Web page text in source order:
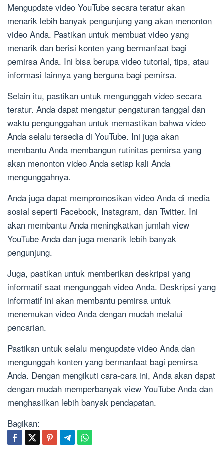
Mengupdate video YouTube secara teratur akan
menarik lebih banyak pengunjung yang akan menonton
video Anda. Pastikan untuk membuat video yang
menarik dan berisi konten yang bermanfaat bagi
pemirsa Anda. Ini bisa berupa video tutorial, tips, atau
informasi lainnya yang berguna bagi pemirsa.
Selain itu, pastikan untuk mengunggah video secara
teratur. Anda dapat mengatur pengaturan tanggal dan
waktu pengunggahan untuk memastikan bahwa video
Anda selalu tersedia di YouTube. Ini juga akan
membantu Anda membangun rutinitas pemirsa yang
akan menonton video Anda setiap kali Anda
mengunggahnya.
Anda juga dapat mempromosikan video Anda di media
sosial seperti Facebook, Instagram, dan Twitter. Ini
akan membantu Anda meningkatkan jumlah view
YouTube Anda dan juga menarik lebih banyak
pengunjung.
Juga, pastikan untuk memberikan deskripsi yang
informatif saat mengunggah video Anda. Deskripsi yang
informatif ini akan membantu pemirsa untuk
menemukan video Anda dengan mudah melalui
pencarian.
Pastikan untuk selalu mengupdate video Anda dan
mengunggah konten yang bermanfaat bagi pemirsa
Anda. Dengan mengikuti cara-cara ini, Anda akan dapat
dengan mudah memperbanyak view YouTube Anda dan
menghasilkan lebih banyak pendapatan.
Bagikan: